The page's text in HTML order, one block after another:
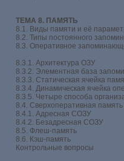
ТЕМА 8. ПАМЯТЬ
8.1. Виды памяти и её
8.2. Типы постоянного
8.3. Оперативное
8.3.1. Архитектура ОЗУ
8.3.2. Элементная база
8.3.3. Статическая ячейка
8.3.4. Динамическая ячейка
8.3.5. Четыре способа
8.4. Сверхоперативная
8.4.1. Адресная СОЗУ
8.4.2. Безадресная СОЗУ
8.5. Флеш-память
8.6. Кэш-память
Контрольные вопросы